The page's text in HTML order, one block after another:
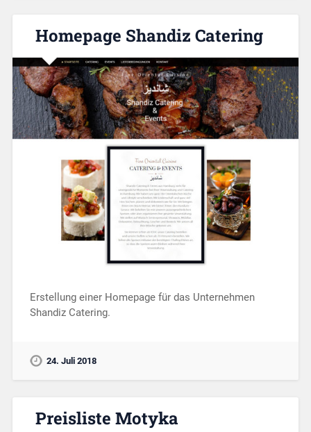
Homepage Shandiz Catering
Erstellung einer Homepage für das Unternehmen
Shandiz Catering.
24. Juli 2018
Preisliste Motyka